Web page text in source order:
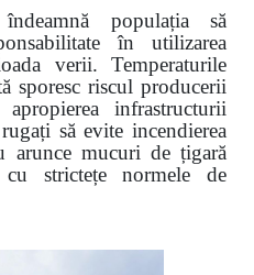
populația să
în utilizarea
verii. Temperaturile
sporesc riscul producerii
infrastructurii
să evite incendierea
arunce mucuri de țigară
strictețe normele de